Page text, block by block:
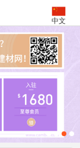
中文